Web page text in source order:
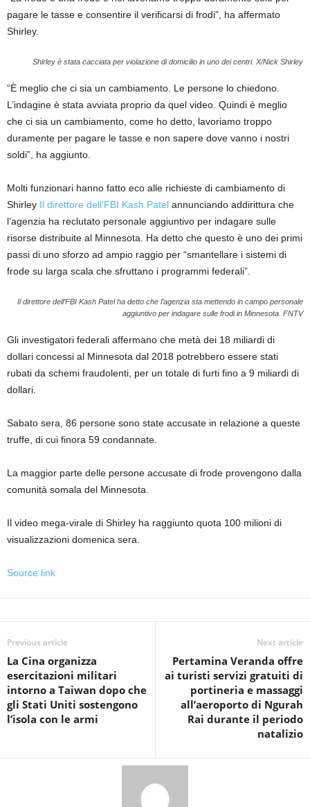
pagare le tasse e consentire il verificarsi di frodi”, ha affermato
Shirley.
Shirley è stata cacciata per violazione di domicilio in uno dei centri. X/Nick Shirley
“È meglio che ci sia un cambiamento. Le persone lo chiedono.
L’indagine è stata avviata proprio da quel video. Quindi è meglio
che ci sia un cambiamento, come ho detto, lavoriamo troppo
duramente per pagare le tasse e non sapere dove vanno i nostri
soldi”, ha aggiunto.
Molti funzionari hanno fatto eco alle richieste di cambiamento di
Shirley Il direttore dell’FBI Kash Patel annunciando addirittura che
l’agenzia ha reclutato personale aggiuntivo per indagare sulle
risorse distribuite al Minnesota. Ha detto che questo è uno dei primi
passi di uno sforzo ad ampio raggio per “smantellare i sistemi di
frode su larga scala che sfruttano i programmi federali”.
Il direttore dell’FBI Kash Patel ha detto che l’agenzia sta mettendo in campo personale
aggiuntivo per indagare sulle frodi in Minnesota. FNTV
Gli investigatori federali affermano che metà dei 18 miliardi di
dollari concessi al Minnesota dal 2018 potrebbero essere stati
rubati da schemi fraudolenti, per un totale di furti fino a 9 miliardi di
dollari.
Sabato sera, 86 persone sono state accusate in relazione a queste
truffe, di cui finora 59 condannate.
La maggior parte delle persone accusate di frode provengono dalla
comunità somala del Minnesota.
Il video mega-virale di Shirley ha raggiunto quota 100 milioni di
visualizzazioni domenica sera.
Source link
Previous article
La Cina organizza
esercitazioni militari
intorno a Taiwan dopo che
gli Stati Uniti sostengono
l’isola con le armi
Next article
Pertamina Veranda offre
ai turisti servizi gratuiti di
portineria e massaggi
all’aeroporto di Ngurah
Rai durante il periodo
natalizio